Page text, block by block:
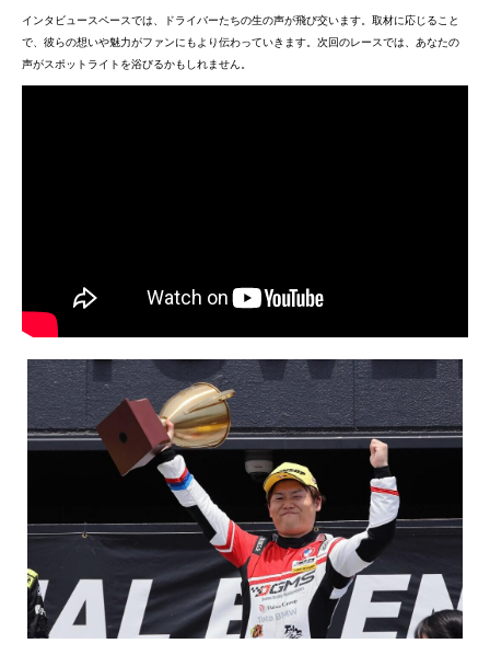
インタビュースペースでは、ドライバーたちの生の声が飛び交います。取材に応じること
で、彼らの想いや魅力がファンにもより伝わっていきます。次回のレースでは、あなたの
声がスポットライトを浴びるかもしれません。